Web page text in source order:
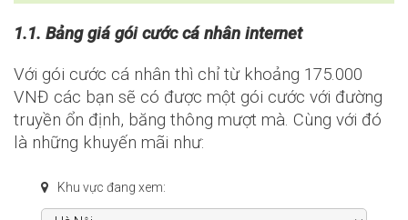
1.1. Bảng giá gói cước cá nhân internet
Với gói cước cá nhân thì chỉ từ khoảng 175.000
VNĐ các bạn sẽ có được một gói cước với đường
truyền ổn định, băng thông mượt mà. Cùng với đó
là những khuyến mãi như:
Khu vực đang xem: